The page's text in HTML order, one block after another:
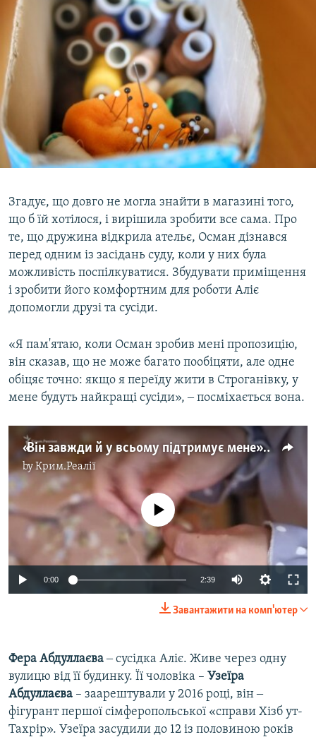
Згадує, що довго не могла знайти в магазині того,
що б їй хотілося, і вирішила зробити все сама. Про
те, що дружина відкрила ательє, Осман дізнався
перед одним із засідань суду, коли у них була
можливість поспілкуватися. Збудувати приміщення
і зробити його комфортним для роботи Аліє
допомогли друзі та сусіди.
«Я пам'ятаю, коли Осман зробив мені пропозицію,
він сказав, що не може багато пообіцяти, але одне
обіцяє точно: якщо я переїду жити в Строганівку, у
мене будуть найкращі сусіди», ‒ посміхається вона.
«Він завжди й у всьому підтримує мене» – Аліє Аріфмеметова про арешт чоловіка і улюблену справу (відео)
byКрим.Реалії
720p
No media source currently available
0:00 2:39
720p
1080p
Завантажити на комп'ютер
Фера Абдуллаєва‒ сусідка Аліє. Живе через одну
вулицю від її будинку. Її чоловіка – Узеїра
Абдуллаєва – заарештували у 2016 році, він ‒
фігурант першої сімферопольської «справи Хізб ут-
Тахрір». Узеїра засудили до 12 із половиною років